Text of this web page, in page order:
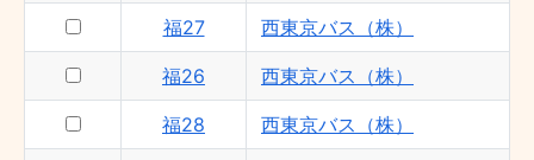
福27 西東京バス（株）
福26 西東京バス（株）
福28 西東京バス（株）